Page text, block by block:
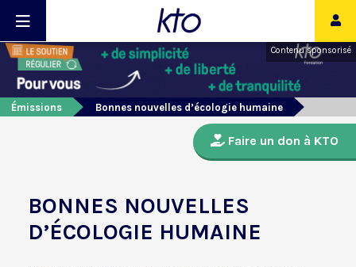
Contenu sponsorisé
Émissions Bonnes nouvelles d’écologie humaine
Faire un don à KTO
BONNES NOUVELLES
D’ÉCOLOGIE HUMAINE